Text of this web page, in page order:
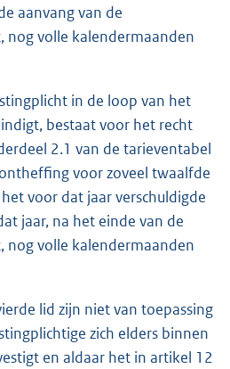
aanvang van de
nog volle kalendermaanden
in de loop van het
bestaat voor het recht
2.1 van de tarieventabel
voor zoveel twaalfde
voor dat jaar verschuldigde
jaar, na het einde van de
nog volle kalendermaanden
lid zijn niet van toepassing
zich elders binnen
en aldaar het in artikel 12